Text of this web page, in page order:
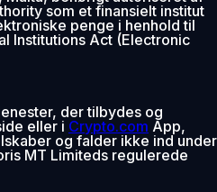
som et finansielt institut
penge i henhold til
Institutions Act (Electronic
der tilbydes og
eller i Crypto.com App,
og falder ikke ind under
MT Limiteds regulerede